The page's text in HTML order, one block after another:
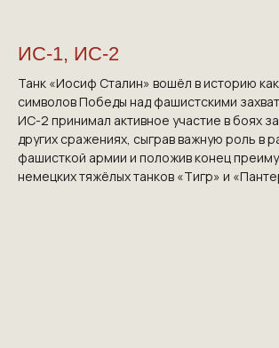
ИС-1, ИС-2
Танк «Иосиф Сталин» вошёл в историю
символов Победы над фашистскими
ИС-2 принимал активное участие в боях
других сражениях, сыграв важную роль в
фашисткой армии и положив конец
немецких тяжёлых танков «Тигр» и